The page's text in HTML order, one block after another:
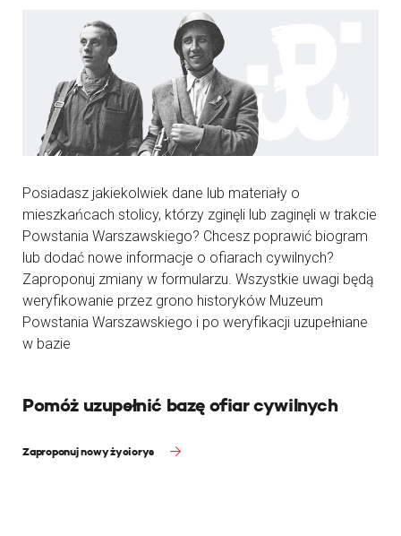
Posiadasz jakiekolwiek dane lub materiały o
mieszkańcach stolicy, którzy zginęli lub zaginęli w trakcie
Powstania Warszawskiego? Chcesz poprawić biogram
lub dodać nowe informacje o ofiarach cywilnych?
Zaproponuj zmiany w formularzu. Wszystkie uwagi będą
weryfikowanie przez grono historyków Muzeum
Powstania Warszawskiego i po weryfikacji uzupełniane
w bazie
Pomóż uzupełnić bazę ofiar cywilnych
Zaproponuj nowy życiorys